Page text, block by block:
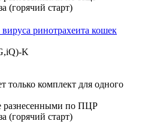
ринотрахеита кошек
K